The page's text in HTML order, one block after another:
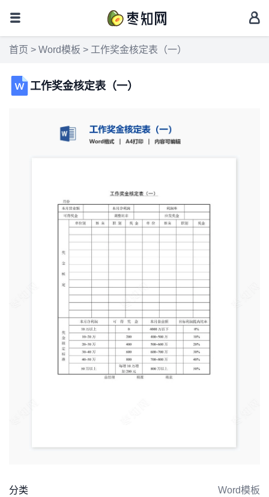
首页 > Word模板 > 工作奖金核定表（一）
工作奖金核定表（一）
分类 Word模板